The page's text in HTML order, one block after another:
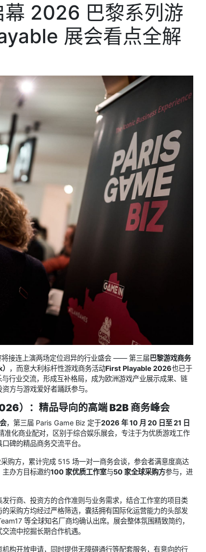
幕 2026 巴黎系列游
展会看点全解
接连上演两场定位迥异的行业盛会 —— 第三届 巴黎游戏商务
，而意大利标杆性游戏商务活动First Playable 2026也已于
行业交流，形成互补格局，成为欧洲游戏产业展示成果、链
方与游戏爱好者踊跃参与。
）：精品导向的高端 B2B 商务峰会
，第三届 Paris Game Biz 定于2026 年 10 月 20 日至 21 日
化商业配对，区别于综合娱乐展会，专注于为优质游戏工作
碑的精品商务交流平台。
购方，累计完成 515 场一对一商务会谈，参会者满意度高达
办方目标邀约100 家优质工作室与50 家全球采购方参与，进
行商、投资方的合作准则与业务需求，结合工作室的项目类
采购方均经过严格筛选，囊括拥有国际化运营能力的头部发
等全球知名厂商均确认出席。展会整体氛围精致简约，
流中挖掘长期合作机遇。
构开放申请，同时提供无障碍通行等配套服务，有意向的行